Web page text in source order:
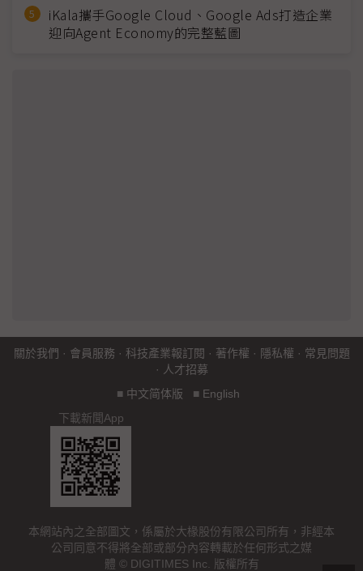
iKala攜手Google Cloud、Google Ads打造企業
迎向Agent Economy的完整藍圖
關於我們 · 會員服務 · 科技產業報訂閱 · 著作權 · 隱私權 · 常見問題
· 人才招募
■ 中文简体版 ■ English
下載新聞App
本網站內之全部圖文，係屬於大椽股份有限公司所有，非經本
公司同意不得將全部或部分內容轉載於任何形式之媒
體 © DIGITIMES Inc. 版權所有